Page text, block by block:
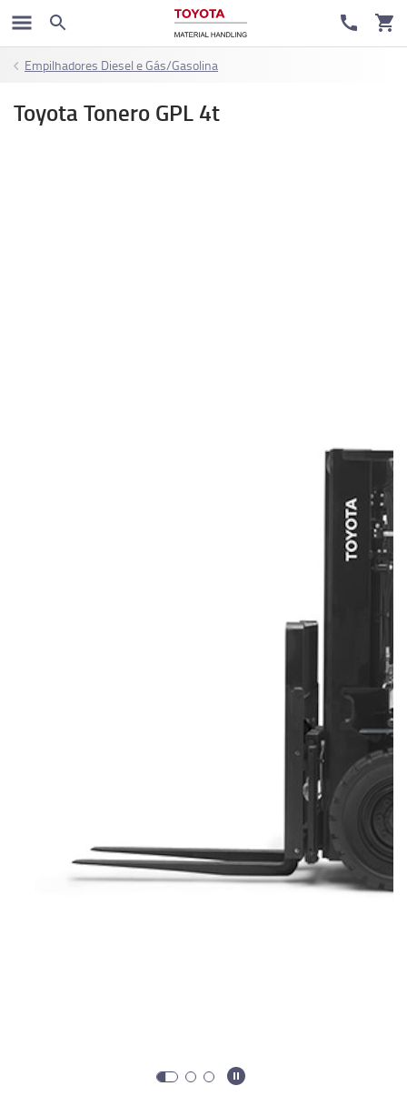
Empilhadores Diesel e Gás/Gasolina
Toyota Tonero GPL 4t